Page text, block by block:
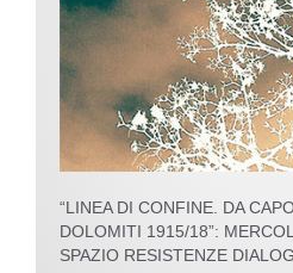
“LINEA DI CONFINE. DA
DOLOMITI 1915/18”:
SPAZIO RESISTENZE